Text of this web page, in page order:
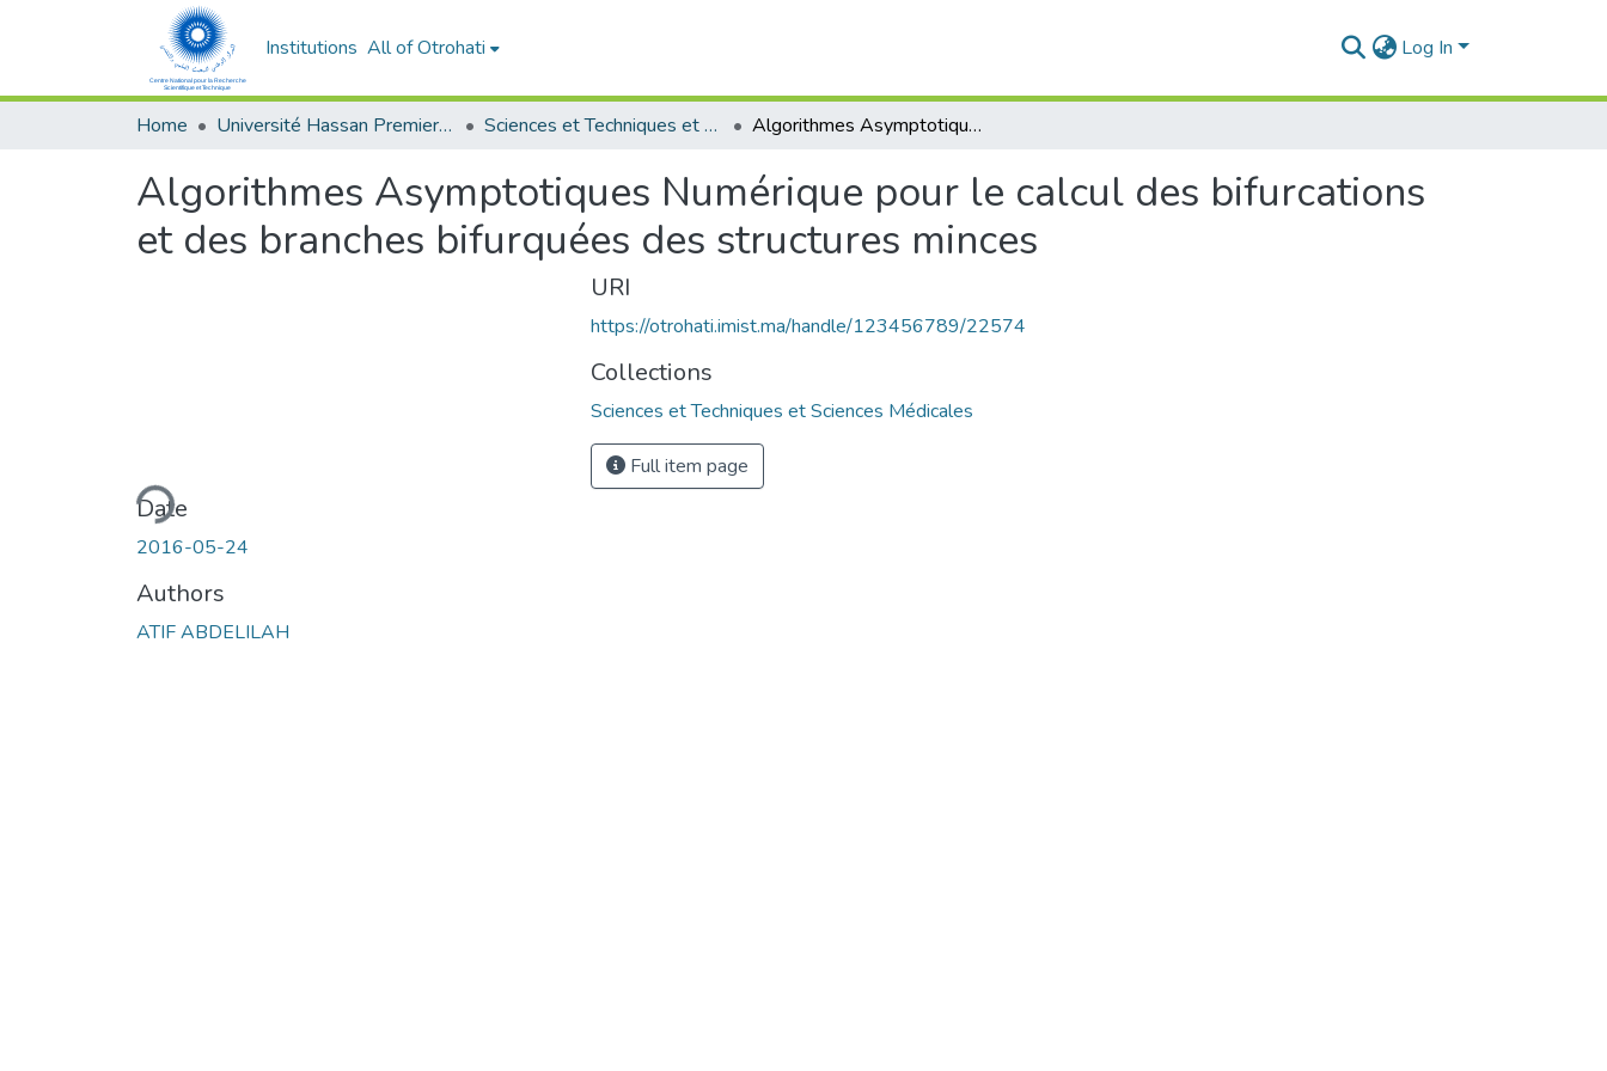
Institutions All of Otrohati Log In
Home Université Hassan Premier- Settat Sciences et Techniques et Sciences Médicales Algorithmes Asymptotiques Numérique pour le calcul des bifurcations et des branches bifurquées des structures minces
Algorithmes Asymptotiques Numérique pour le calcul des bifurcations
et des branches bifurquées des structures minces
Loading...
Date
2016-05-24
Authors
ATIF ABDELILAH
URI
https://otrohati.imist.ma/handle/123456789/22574
Collections
Sciences et Techniques et Sciences Médicales
Full item page